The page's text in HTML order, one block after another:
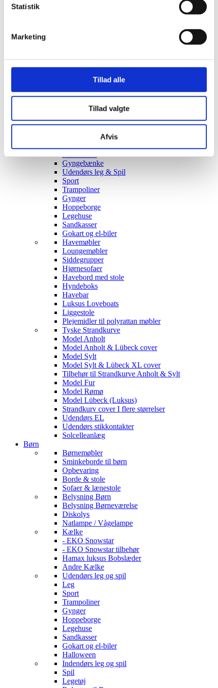
Statistik
Marketing
Tillad alle
Tillad valgte
Afvis
Rosenbuer
Plantiflex Drivhus
Polytunnel Drivhus
Havebænke
Rundt om træet
Teaktræ bænke
Havebænke med blomsterkasser
Gyngebænke
Udendørs leg & Spil
Sport
Trampoliner
Gynger
Hoppeborge
Legehuse
Sandkasser
Gokart og el-biler
Havemøbler
Loungemøbler
Siddegrupper
Hjørnesofaer
Havebord med stole
Hyndeboks
Havebar
Luksus Loveboats
Liggestole
Plejemidler til polyrattan møbler
Tyske Strandkurve
Model Anholt
Model Anholt & Lübeck cover
Model Sylt
Model Sylt & Lübeck XL cover
Tilbehør til Strandkurve Anholt & Sylt
Model Fur
Model Rømø
Model Lübeck (Luksus)
Strandkurv cover I flere størrelser
Udendørs EL
Udendørs stikkontakter
Solcelleanlæg
Børn
Børnemøbler
Sminkeborde til børn
Opbevaring
Borde & stole
Sofaer & lænestole
Belysning Børn
Belysning Børneværelse
Diskolys
Natlampe / Vågelampe
Kælke
- EKO Snowstar
- EKO Snowstar tilbehør
Hamax luksus Bobslæder
Andre Kælke
Udendørs leg og spil
Leg
Sport
Trampoliner
Gynger
Hoppeborge
Legehuse
Sandkasser
Gokart og el-biler
Halloween
Indendørs leg og spil
Spil
Legetøj